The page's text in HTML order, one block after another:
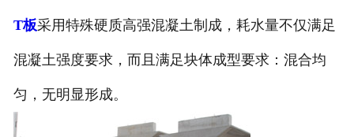
T板采用特殊硬质高强混凝土制成，耗水量不仅满足
混凝土强度要求，而且满足块体成型要求：混合均
匀，无明显形成。